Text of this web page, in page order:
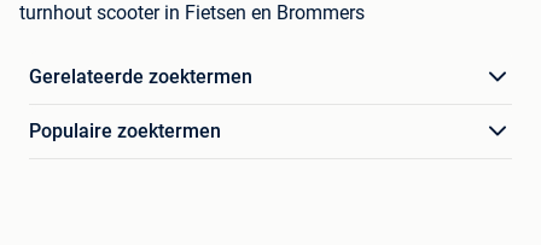
turnhout scooter in Fietsen en Brommers
Gerelateerde zoektermen
Populaire zoektermen